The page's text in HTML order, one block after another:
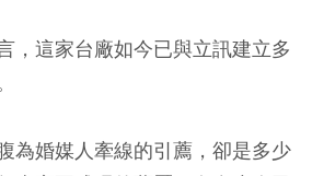
，這家台廠如今已與立訊建立多
為婚媒人牽線的引薦，卻是多少